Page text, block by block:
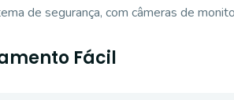
de segurança, com câmeras de
Fácil